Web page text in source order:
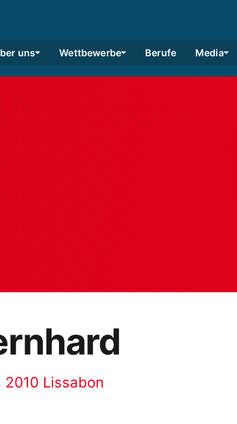
uns Wettbewerbe Berufe Media
2010 Lissabon